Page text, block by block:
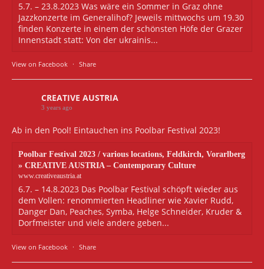
5.7. – 23.8.2023 Was wäre ein Sommer in Graz ohne
Jazzkonzerte im Generalihof? Jeweils mittwochs um 19.30
finden Konzerte in einem der schönsten Höfe der Grazer
Innenstadt statt: Von der ukrainis...
View on Facebook · Share
CREATIVE AUSTRIA
3 years ago
Ab in den Pool! Eintauchen ins Poolbar Festival 2023!
Poolbar Festival 2023 / various locations, Feldkirch, Vorarlberg
» CREATIVE AUSTRIA – Contemporary Culture
www.creativeaustria.at
6.7. – 14.8.2023 Das Poolbar Festival schöpft wieder aus
dem Vollen: renommierten Headliner wie Xavier Rudd,
Danger Dan, Peaches, Symba, Helge Schneider, Kruder &
Dorfmeister und viele andere geben...
View on Facebook · Share